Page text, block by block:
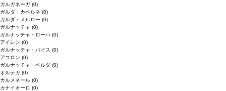
ガルガネーガ (0)
ガルダ・カベルネ (0)
ガルダ・メルロー (0)
ガルナッチャ (0)
ガルナッチャ・ローハ (0)
アイレン (0)
ガルナッチャ・パイス (0)
アコロン (0)
ガルナッチャ・ペルダ (0)
オルテガ (0)
カルメネール (0)
カナイオーロ (0)